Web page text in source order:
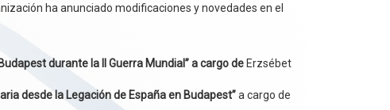
ha anunciado modificaciones y novedades en el
durante la II Guerra Mundial” a cargo de Erzsébet
desde la Legación de España en Budapest”a cargo de